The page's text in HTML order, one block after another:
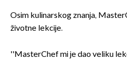
Osim kulinarskog znanja,
životne lekcije.
''MasterChef mi je dao veliku